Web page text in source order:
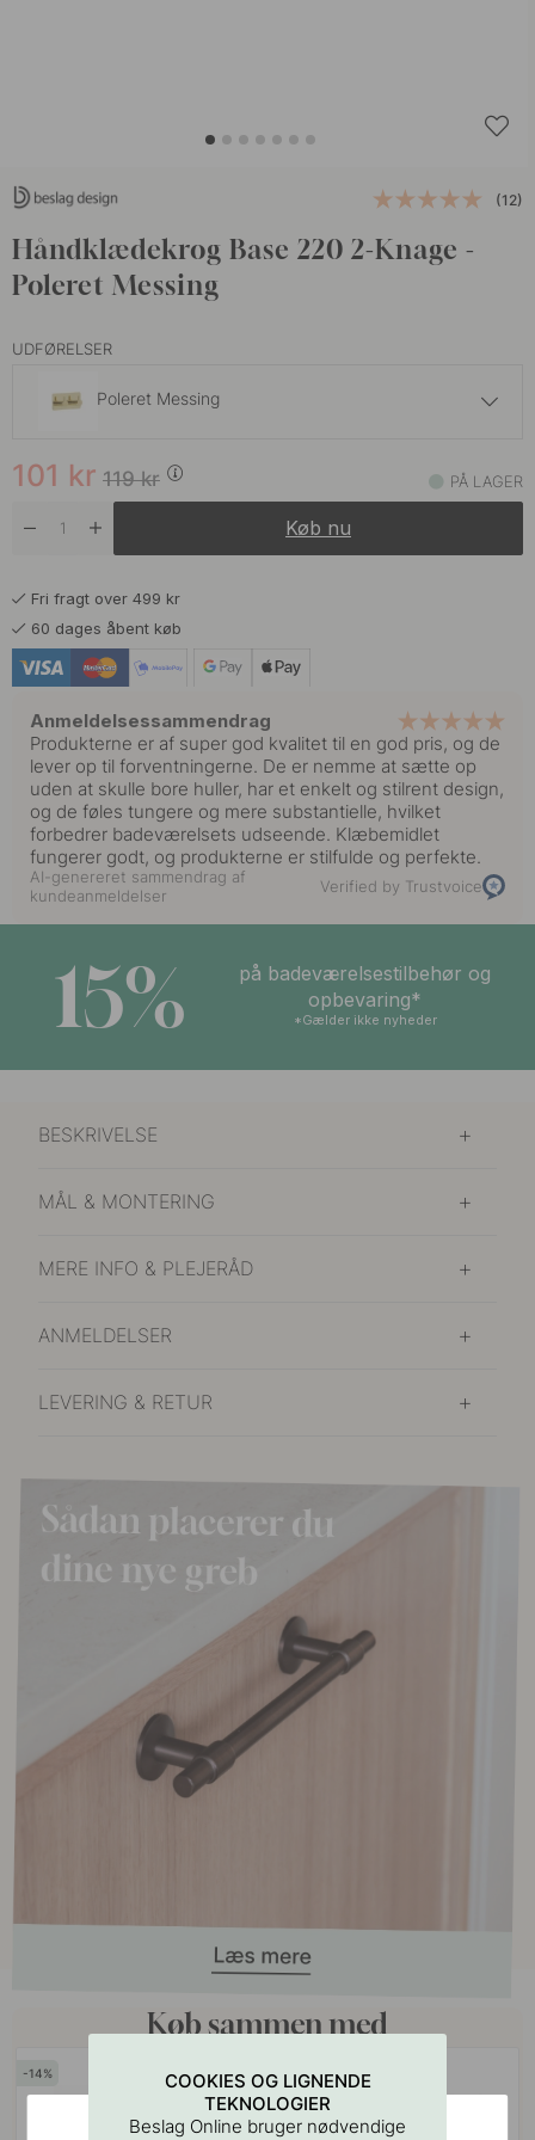
(12)
Håndklædekrog Base 220 2-Knage -
Poleret Messing
UDFØRELSER
Poleret Messing
Børstet Rustfrit Stål På lager
På lager
Mat Sort
119kr
101 kr PÅ LAGER
Køb nu
Fri fragt over 499 kr
60 dages åbent køb
Anmeldelsessammendrag
Produkterne er af super god kvalitet til en god pris, og de
lever op til forventningerne. De er nemme at sætte op
uden at skulle bore huller, har et enkelt og stilrent design,
og de føles tungere og mere substantielle, hvilket
forbedrer badeværelsets udseende. Klæbemidlet
fungerer godt, og produkterne er stilfulde og perfekte.
AI-genereret sammendrag af
kundeanmeldelser
Verified by Trustvoice
15%
på badeværelsestilbehør og
opbevaring*
*Gælder ikke nyheder
BESKRIVELSE
MÅL & MONTERING
MERE INFO & PLEJERÅD
ANMELDELSER
LEVERING & RETUR
Køb sammen med
14
15
POPULAR
COOKIES OG LIGNENDE
TEKNOLOGIER
Beslag Online bruger nødvendige